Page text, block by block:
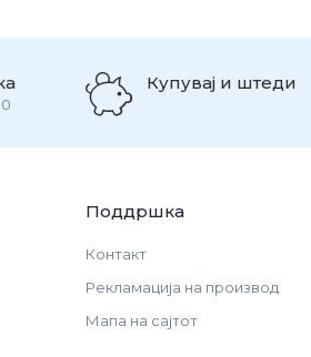
Купувај и штеди
Поддршка
Контакт
Рекламација на производ
Мапа на сајтот